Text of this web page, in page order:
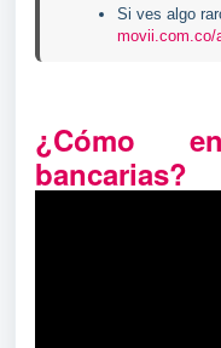
Si ves algo
movii.com.co/
¿Cómo
bancarias?